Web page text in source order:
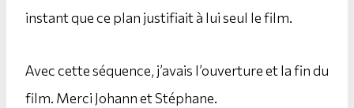
instant que ce plan justifiait à lui seul le film.
Avec cette séquence, j’avais l’ouverture et la fin du
film. Merci Johann et Stéphane.